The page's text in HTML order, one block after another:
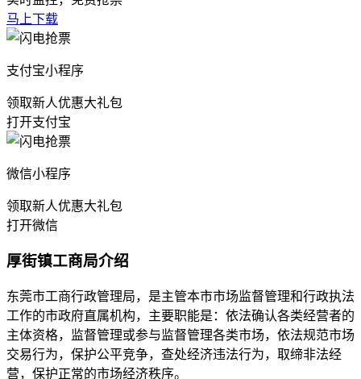
马上下载
支付宝小程序
领取新人优惠大礼包
打开支付宝
微信小程序
领取新人优惠大礼包
打开微信
厚街镇工商局介绍
东莞市工商行政管理局，是主管本市市场监督管理和行政执法
工作的市政府直属机构，主要职能是：依法确认各类经营者的
主体资格，监督管理或参与监督管理各类市场，依法规范市场
交易行为，保护公平竞争，查处经济违法行为，取缔非法经
营，保护正常的市场经济秩序。